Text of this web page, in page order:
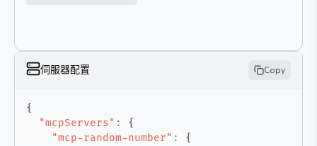
伺服器配置 Copy
{
"mcpServers" :
{
"mcp-random-number" :
{